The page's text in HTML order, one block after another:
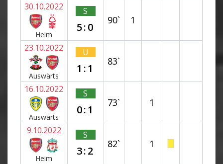
30.10.2022
Heim
S
5:0
90` 1
23.10.2022
Auswärts
U
1:1
83`
16.10.2022
Auswärts
S
0:1
73` 1
9.10.2022
Heim
S
3:2
82` 1